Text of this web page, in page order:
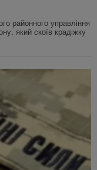
районного управління
який скоїв крадіжку